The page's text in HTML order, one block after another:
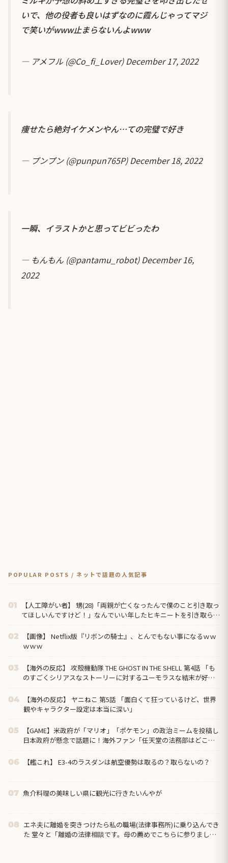
いで、他の役者も良いはずなのに霞んじゃってマジ
で笑いがwww止まらないんよwww
— アメフル (@Co_fi_Lover)December 17, 2022
痩せたら絶対イケメンやん…ての完璧で好き
— プンプン (@punpun765P)December 18, 2022
一瞬、イラストかと思ってビビったわ
— もんもん (@pantamu_robot)December 16,
2022
POPULAR POSTS / ネットで話題の人気記事
01
【人工障がい者】 甥(28)「両親が亡くなったんで僕のこと引き取っ
てほしいんですけど！」なんでいい年したヒキニートを引き取らな
02
【画像】 Netflix版『リボンの騎士』、とんでもない事になるｗｗ
ｗｗｗ
03
【海外の反応】 攻殻機動隊 THE GHOST IN THE SHELL 第4話 「も
のすごくシリアスなストーリーに対するユーモラスな結末が好
04
【海外の反応】 ヤニねこ 第5話 「面白くて狂っているけど、世界
観やキャラクター設定は本当に深い」
05
【GAME】米政府が「マリオ」「ポケモン」の政治ミームを投稿し
日本政府が懸念で話題に！海外ファン「任天堂の法務部はどこ行
06 【艦これ】 E3-4のラスダンは航空優勢は取るの？取らないの？
07 魚介料理の美味しい県に観光に行きたいんやが
08 エネ夫に離婚を突きつけたら私の職場(法律事務所)に乗り込んでき
た 堂々と「離婚の法律相談です。母の薦めでこちらに参りまし